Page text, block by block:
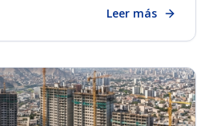
Leer más